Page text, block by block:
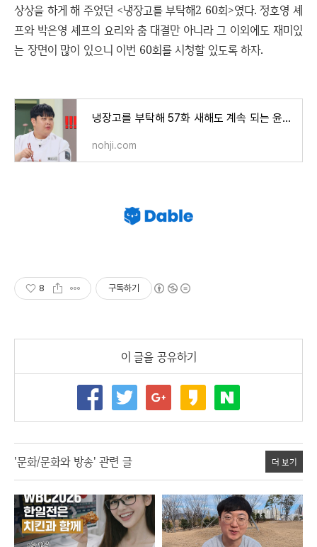
상상을 하게 해 주었던 <냉장고를 부탁해2 60회>였다. 정호영 셰
프와 박은영 셰프의 요리와 춤 대결만 아니라 그 이외에도 재미있
는 장면이 많이 있으니 이번 60회를 시청할 있도록 하자.
냉장고를 부탁해 57화 새해도 계속 되는 윤남노의 김풍 공풍증
nohji.com
8 구독하기
이 글을 공유하기
'문화/문화와 방송' 관련 글 더 보기